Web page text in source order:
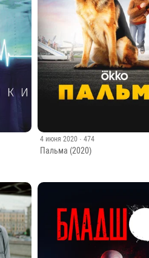
4 июня 2020 · 474